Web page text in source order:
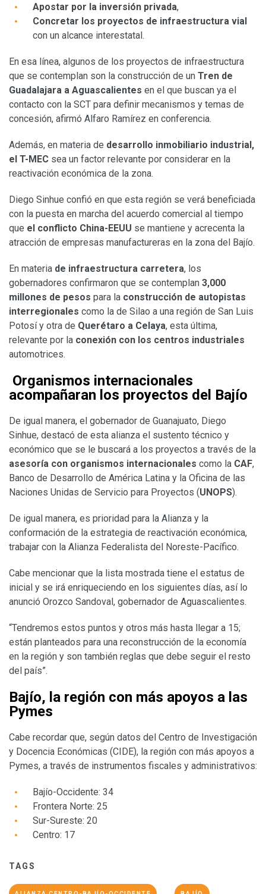
Apostar por la inversión privada,
Concretar los proyectos de infraestructura vial
con un alcance interestatal.
En esa línea, algunos de los proyectos de infraestructura
que se contemplan son la construcción de un Tren de
Guadalajara a Aguascalientes en el que buscan ya el
contacto con la SCT para definir mecanismos y temas de
concesión, afirmó Alfaro Ramírez en conferencia.
Además, en materia de desarrollo inmobiliario industrial,
el T-MEC sea un factor relevante por considerar en la
reactivación económica de la zona.
Diego Sinhue confió en que esta región se verá beneficiada
con la puesta en marcha del acuerdo comercial al tiempo
que el conflicto China-EEUU se mantiene y acrecenta la
atracción de empresas manufactureras en la zona del Bajío.
En materia de infraestructura carretera, los
gobernadores confirmaron que se contemplan 3,000
millones de pesos para la construcción de autopistas
interregionales como la de Silao a una región de San Luis
Potosí y otra de Querétaro a Celaya, esta última,
relevante por la conexión con los centros industriales
automotrices.
Organismos internacionales
acompañaran los proyectos del Bajío
De igual manera, el gobernador de Guanajuato, Diego
Sinhue, destacó de esta alianza el sustento técnico y
económico que se le buscará a los proyectos a través de la
asesoría con organismos internacionales como la CAF,
Banco de Desarrollo de América Latina y la Oficina de las
Naciones Unidas de Servicio para Proyectos (UNOPS).
De igual manera, es prioridad para la Alianza y la
conformación de la estrategia de reactivación económica,
trabajar con la Alianza Federalista del Noreste-Pacífico.
Cabe mencionar que la lista mostrada tiene el estatus de
inicial y se irá enriqueciendo en los siguientes días, así lo
anunció Orozco Sandoval, gobernador de Aguascalientes.
“Tendremos estos puntos y otros más hasta llegar a 15;
están planteados para una reconstrucción de la economía
en la región y son también reglas que debe seguir el resto
del país”.
Bajío, la región con más apoyos a las
Pymes
Cabe recordar que, según datos del Centro de Investigación
y Docencia Económicas (CIDE), la región con más apoyos a
Pymes, a través de instrumentos fiscales y administrativos:
Bajío-Occidente: 34
Frontera Norte: 25
Sur-Sureste: 20
Centro: 17
TAGS